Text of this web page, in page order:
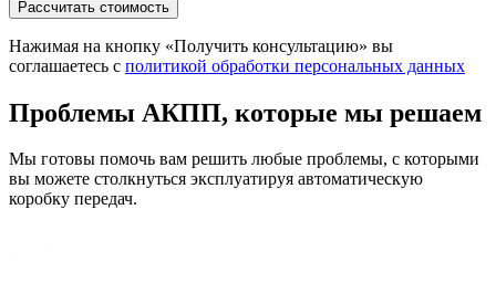
Рассчитать стоимость
Нажимая на кнопку «Получить консультацию» вы
соглашаетесь с политикой обработки персональных данных
Проблемы АКПП, которые мы решаем
Мы готовы помочь вам решить любые проблемы, с которыми
вы можете столкнуться эксплуатируя автоматическую
коробку передач.